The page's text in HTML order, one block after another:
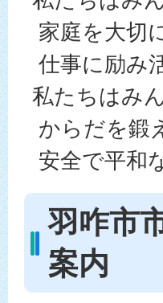
家庭を大切
仕事に励み
私たちはみ
からだを鍛
安全で平和
羽咋市
案内